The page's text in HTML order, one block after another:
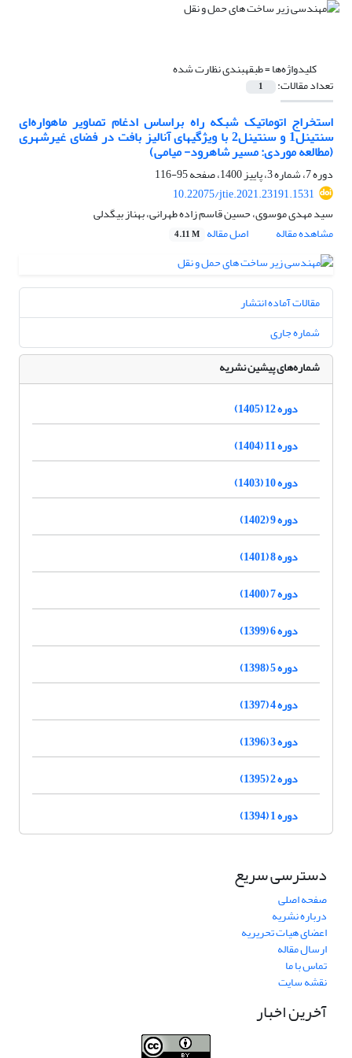
کلیدواژه‌ها =طبقه‏بندی نظارت شده
تعداد مقالات: 1
استخراج اتوماتیک شبکه راه براساس ادغام تصاویر ماهواره‌ای
سنتینل1 و سنتینل2 با ویژگی‏های آنالیز بافت در فضای غیرشهری
(مطالعه موردی: مسیر شاهرود- میامی)
دوره 7، شماره 3، پاییز 1400، صفحه
95-116
10.22075/jtie.2021.23191.1531
سید مهدی موسوی، حسین قاسم زاده طهرانی، بهناز بیگدلی
مشاهده مقاله
اصل مقاله 4.11 M
مقالات آماده انتشار
شماره جاری
شماره‌های پیشین نشریه
دوره 12 (1405)
دوره 11 (1404)
دوره 10 (1403)
دوره 9 (1402)
دوره 8 (1401)
دوره 7 (1400)
دوره 6 (1399)
دوره 5 (1398)
دوره 4 (1397)
دوره 3 (1396)
دوره 2 (1395)
دوره 1 (1394)
دسترسی سریع
صفحه اصلی
درباره نشریه
اعضای هیات تحریریه
ارسال مقاله
تماس با ما
نقشه سایت
آخرین اخبار